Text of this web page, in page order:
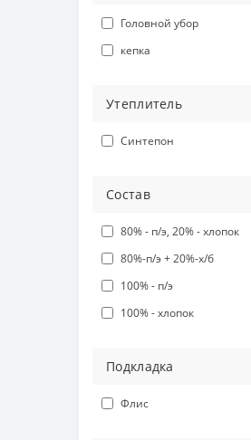
Головной убор
кепка
Утеплитель
Синтепон
Состав
80% - п/э, 20% - хлопок
80%-п/э + 20%-х/б
100% - п/э
100% - хлопок
Подкладка
Флис